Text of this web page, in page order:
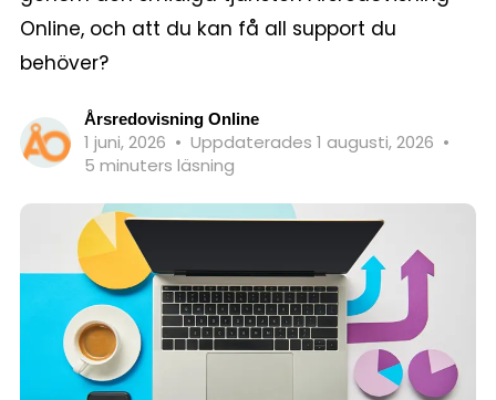
Online, och att du kan få all support du
behöver?
Årsredovisning Online
1 juni, 2026 • Uppdaterades 1 augusti, 2026 •
5 minuters läsning